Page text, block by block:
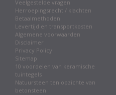
Veelgestelde vragen
Herroepingsrecht / klachten
Betaalmethoden
Levertijd en transportkosten
Algemene voorwaarden
Disclaimer
Privacy Policy
Sitemap
10 voordelen van keramische
tuintegels
Natuursteen ten opzichte van
betonsteen